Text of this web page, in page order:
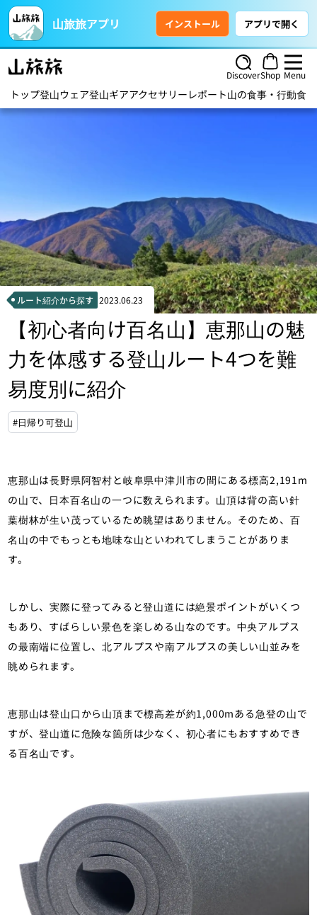
山旅旅アプリ インストール アプリで開く
DiscoverShop Menu
トップ登山ウェア登山ギアアクセサリー レポート山の食事・行動食
ルート紹介から探す 2023.06.23
【初心者向け百名山】恵那山の魅
力を体感する登山ルート4つを難
易度別に紹介
#日帰り可登山
恵那山は長野県阿智村と岐阜県中津川市の間にある標高2,191m
の山で、日本百名山の一つに数えられます。山頂は背の高い針
葉樹林が生い茂っているため眺望はありません。そのため、百
名山の中でもっとも地味な山といわれてしまうことがありま
す。
しかし、実際に登ってみると登山道には絶景ポイントがいくつ
もあり、すばらしい景色を楽しめる山なのです。中央アルプス
の最南端に位置し、北アルプスや南アルプスの美しい山並みを
眺められます。
恵那山は登山口から山頂まで標高差が約1,000mある急登の山で
すが、登山道に危険な箇所は少なく、初心者にもおすすめでき
る百名山です。